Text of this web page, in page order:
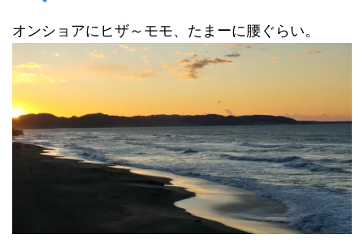
オンショアにヒザ～モモ、たまーに腰ぐらい。